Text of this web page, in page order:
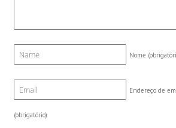
Nome
Endereço de
(obrigatório)